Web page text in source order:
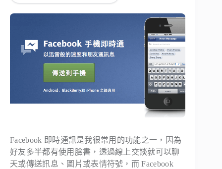
Facebook 即時通訊是我很常用的功能之一，因為
好友多半都有使用臉書，透過線上交談就可以聊
天或傳送訊息、圖片或表情符號，而 Facebook